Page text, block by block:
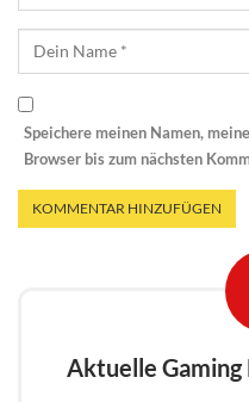
Speichere meinen Namen,
Browser bis zum nächsten
Aktuelle Gaming